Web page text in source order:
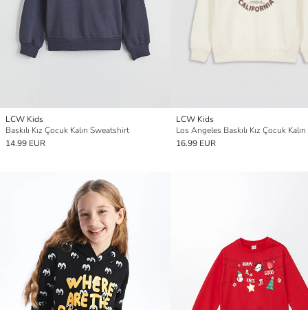
LCW Kids
Baskılı Kız Çocuk Kalın Sweatshirt
14.99 EUR
LCW Kids
16.99 EUR